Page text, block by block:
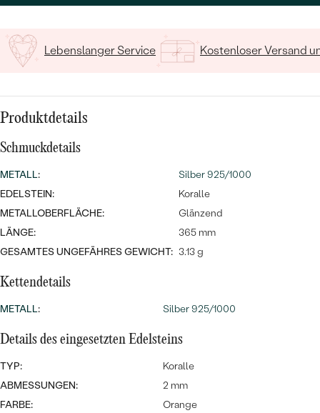
Meistverkaufte
ANSCHAUEN
MIT SCHWARZEN DIAMANTEN
MIT SALT AND PEPPER DIAMANTEN
MIT EDELSTEIN
NACH MATERIAL
PLATIN
SILBER
PLATIN
NACH STEIN
EDELSTEINSCHMUCK
SCHMUCK MIT LAB GROWN
DIAMANTEN
PERLENSCHMUCK
NACH STYL
PERSONALISIERT
MIT STERNZEICHEN
NACH PREIS
PREISWERTE
LUXURIÖSE
PERLENKETTEN
NACH PREIS
LUXURIÖSE
NACH PREIS
PREISWERTE
LUXURIÖSE
Lebenslanger Service Kostenloser Versand
Produktdetails
Schmuckdetails
METALL:
Silber 925/1000
EDELSTEIN:
Koralle
METALLOBERFLÄCHE:
Glänzend
LÄNGE:
365 mm
GESAMTES UNGEFÄHRES GEWICHT: 3.13 g
Kettendetails
METALL: Silber 925/1000
Details des eingesetzten Edelsteins
TYP:
Koralle
ABMESSUNGEN:
2 mm
FARBE:
Orange